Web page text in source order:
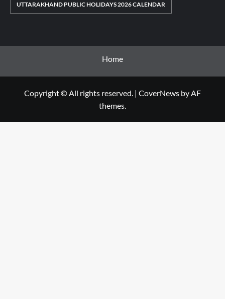
UTTARAKHAND PUBLIC HOLIDAYS 2026 CALENDAR
Home
Copyright © All rights reserved. | CoverNews by AF
themes.